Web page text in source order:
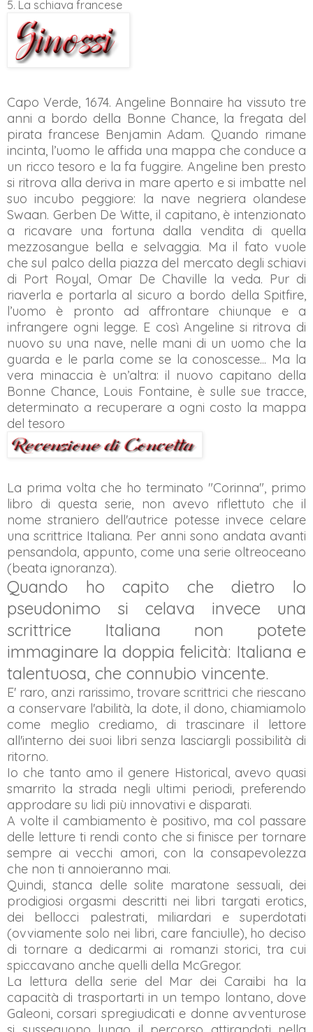
5. La schiava francese
Capo Verde, 1674. Angeline Bonnaire ha vissuto tre
anni a bordo della Bonne Chance, la fregata del
pirata francese Benjamin Adam. Quando rimane
incinta, l’uomo le affida una mappa che conduce a
un ricco tesoro e la fa fuggire. Angeline ben presto
si ritrova alla deriva in mare aperto e si imbatte nel
suo incubo peggiore: la nave negriera olandese
Swaan. Gerben De Witte, il capitano, è intenzionato
a ricavare una fortuna dalla vendita di quella
mezzosangue bella e selvaggia. Ma il fato vuole
che sul palco della piazza del mercato degli schiavi
di Port Royal, Omar De Chaville la veda. Pur di
riaverla e portarla al sicuro a bordo della Spitfire,
l’uomo è pronto ad affrontare chiunque e a
infrangere ogni legge. E così Angeline si ritrova di
nuovo su una nave, nelle mani di un uomo che la
guarda e le parla come se la conoscesse... Ma la
vera minaccia è un’altra: il nuovo capitano della
Bonne Chance, Louis Fontaine, è sulle sue tracce,
determinato a recuperare a ogni costo la mappa
del tesoro
La prima volta che ho terminato "Corinna", primo
libro di questa serie, non avevo riflettuto che il
nome straniero dell'autrice potesse invece celare
una scrittrice Italiana. Per anni sono andata avanti
pensandola, appunto, come una serie oltreoceano
(beata ignoranza).
Quando ho capito che dietro lo
pseudonimo si celava invece una
scrittrice Italiana non potete
immaginare la doppia felicità: Italiana e
talentuosa, che connubio vincente.
E' raro, anzi rarissimo, trovare scrittrici che riescano
a conservare l'abilità, la dote, il dono, chiamiamolo
come meglio crediamo, di trascinare il lettore
all'interno dei suoi libri senza lasciargli possibilità di
ritorno.
Io che tanto amo il genere Historical, avevo quasi
smarrito la strada negli ultimi periodi, preferendo
approdare su lidi più innovativi e disparati.
A volte il cambiamento è positivo, ma col passare
delle letture ti rendi conto che si finisce per tornare
sempre ai vecchi amori, con la consapevolezza
che non ti annoieranno mai.
Quindi, stanca delle solite maratone sessuali, dei
prodigiosi orgasmi descritti nei libri targati erotics,
dei bellocci palestrati, miliardari e superdotati
(ovviamente solo nei libri, care fanciulle), ho deciso
di tornare a dedicarmi ai romanzi storici, tra cui
spiccavano anche quelli della McGregor.
La lettura della serie del Mar dei Caraibi ha la
capacità di trasportarti in un tempo lontano, dove
Galeoni, corsari spregiudicati e donne avventurose